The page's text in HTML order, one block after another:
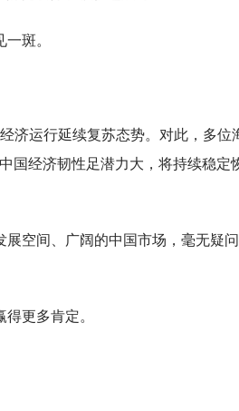
斑。
济运行延续复苏态势。对此，多位
国经济韧性足潜力大，将持续稳定
空间、广阔的中国市场，毫无疑
更多肯定。